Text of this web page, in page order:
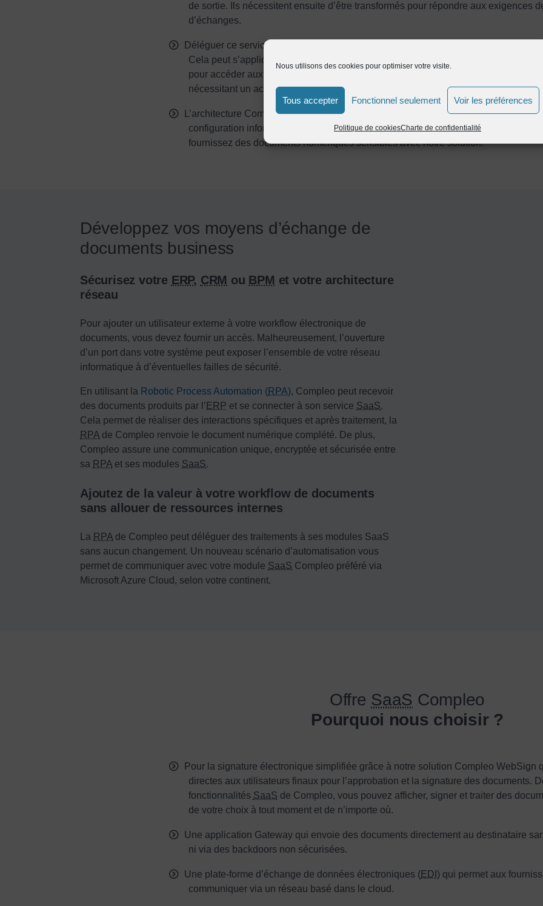
Nous utilisons des cookies pour optimiser votre visite.
Tous accepter Fonctionnel seulement Voir les préférences
Politique de cookiesCharte de confidentialité
de sortie. Ils nécessitent ensuite d’être transformés pour répondre aux exigences
d’échanges.
Déléguer ce service à un logiciel externe
peut préserver la sécurité du
Cela peut s’appliquer à la signature électronique avec des clients ou fournisseurs,
pour accéder aux documents, à la facturation électronique via plateforme
nécessitant un accès externe.
L’architecture Compleo Hybrid Cloud offre des solutions SaaS. Elles permettent de
configuration informatique pour une meilleure efficacité. Améliorez ainsi la façon
fournissez des documents numériques sensibles avec notre solution.
Développez vos moyens d’échange de
documents business
Sécurisez votre ERP, CRM ou BPM et votre architecture
réseau
Pour ajouter un utilisateur externe à votre workflow électronique de
documents, vous devez fournir un accès. Malheureusement, l’ouverture
d’un port dans votre système peut exposer l’ensemble de votre réseau
informatique à d’éventuelles failles de sécurité.
En utilisant la Robotic Process Automation (RPA), Compleo peut recevoir
des documents produits par l’ ERP et se connecter à son service SaaS.
Cela permet de réaliser des interactions spécifiques et après traitement, la
RPA de Compleo renvoie le document numérique complété. De plus,
Compleo assure une communication unique, encryptée et sécurisée entre
sa RPA et ses modules SaaS.
Ajoutez de la valeur à votre workflow de documents
sans allouer de ressources internes
La RPA de Compleo peut déléguer des traitements à ses modules SaaS
sans aucun changement. Un nouveau scénario d’automatisation vous
permet de communiquer avec votre module SaaS Compleo préféré via
Microsoft Azure Cloud, selon votre continent.
Offre SaaS Compleo
Pourquoi nous choisir ?
Pour la signature électronique simplifiée grâce à notre solution Compleo WebSign
directes aux utilisateurs finaux pour l’approbation et la signature des documents.
fonctionnalités SaaS de Compleo, vous pouvez afficher, signer et traiter des
de votre choix à tout moment et de n’importe où.
Une application Gateway qui envoie des documents directement au destinataire
ni via des backdoors non sécurisées.
Une plate-forme d’échange de données électroniques (EDI) qui permet aux
communiquer via un réseau basé dans le cloud.